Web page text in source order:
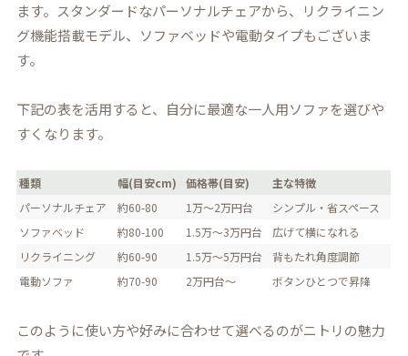
ます。スタンダードなパーソナルチェアから、リクライニン
グ機能搭載モデル、ソファベッドや電動タイプもございま
す。
下記の表を活用すると、自分に最適な一人用ソファを選びや
すくなります。
種類 幅(目安cm) 価格帯(目安)
主な特徴
パーソナルチェア
約60-80 1万～2万円台
シンプル・省スペース
ソファベッド
約80-100 1.5万～3万円台
広げて横になれる
リクライニング
約60-90 1.5万～5万円台
背もたれ角度調節
電動ソファ
約70-90 2万円台～ ボタンひとつで昇降
このように使い方や好みに合わせて選べるのがニトリの魅力